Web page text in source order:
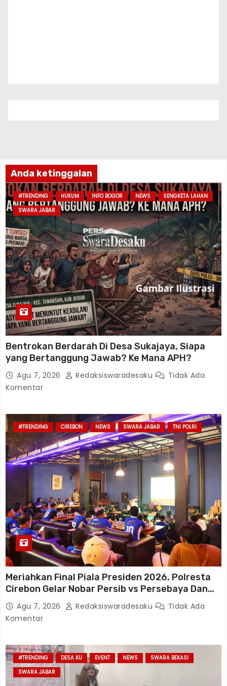
Anda ketinggalan
#TRENDING HUKUM INFO BOGOR NEWS
SENGKETA LAHAN
SWARA JABAR
Bentrokan Berdarah Di Desa Sukajaya, Siapa
yang Bertanggung Jawab? Ke Mana APH?
Agu 7, 2026 Redaksiswaradesaku
Tidak Ada
Komentar
#TRENDING CIREBON NEWS SWARA JABAR TNI POLRI
Meriahkan Final Piala Presiden 2026, Polresta
Cirebon Gelar Nobar Persib vs Persebaya Dan
Bagi-Bagi Motor Listrik
Agu 7, 2026 Redaksiswaradesaku
Tidak Ada
Komentar
#TRENDING DESA KU EVENT NEWS
SWARA BEKASI
SWARA JABAR